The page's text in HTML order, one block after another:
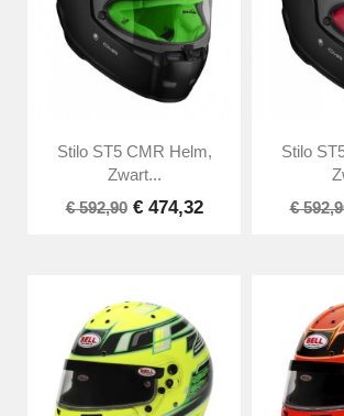
Stilo ST5 CMR Helm,
Zwart...
€ 592,90 € 474,32
Stilo
€